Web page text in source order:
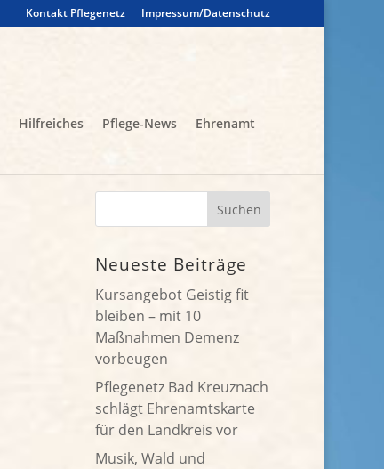
Kontakt Pflegenetz Impressum/Datenschutz
Hilfreiches Pflege-News
Ehrenamt
Neueste Beiträge
Kursangebot Geistig fit
bleiben – mit 10
Maßnahmen Demenz
vorbeugen
Pflegenetz Bad Kreuznach
schlägt Ehrenamtskarte
für den Landkreis vor
Musik, Wald und